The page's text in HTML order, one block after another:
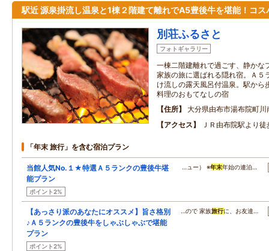
駅近 源泉掛流し温泉と1棟２階建て離れでA5豊後牛を堪能！コス
別荘ふるさと
フォトギャラリー
一棟二階建離れで過ごす、静かな
家族の旅に選ばれる隠れ宿。Ａ５
け流しの露天風呂付温泉。駅から
料理のおもてなしの宿
住所
大分県由布市湯布院町川
アクセス
ＪＲ由布院駅より徒
「年末 旅行」を含む宿泊プラン
当館人気No.１★特選Ａ５ランクの豊後牛堪
能プラン
ポイント2%
…ュー） ※年末年始の連泊…
【あっさり派のあなたにオススメ】旨さ格別
♪Ａ５ランクの豊後牛をしゃぶしゃぶで堪能
プラン
ポイント2%
…ので 家族旅行に、お友達…